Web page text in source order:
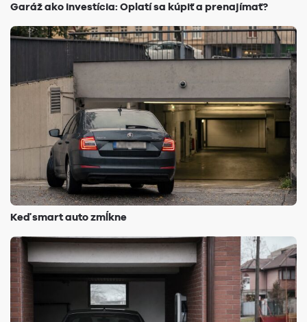
Garáž ako investícia: Oplatí sa kúpiť a prenajímať?
Keď smart auto zmĺkne